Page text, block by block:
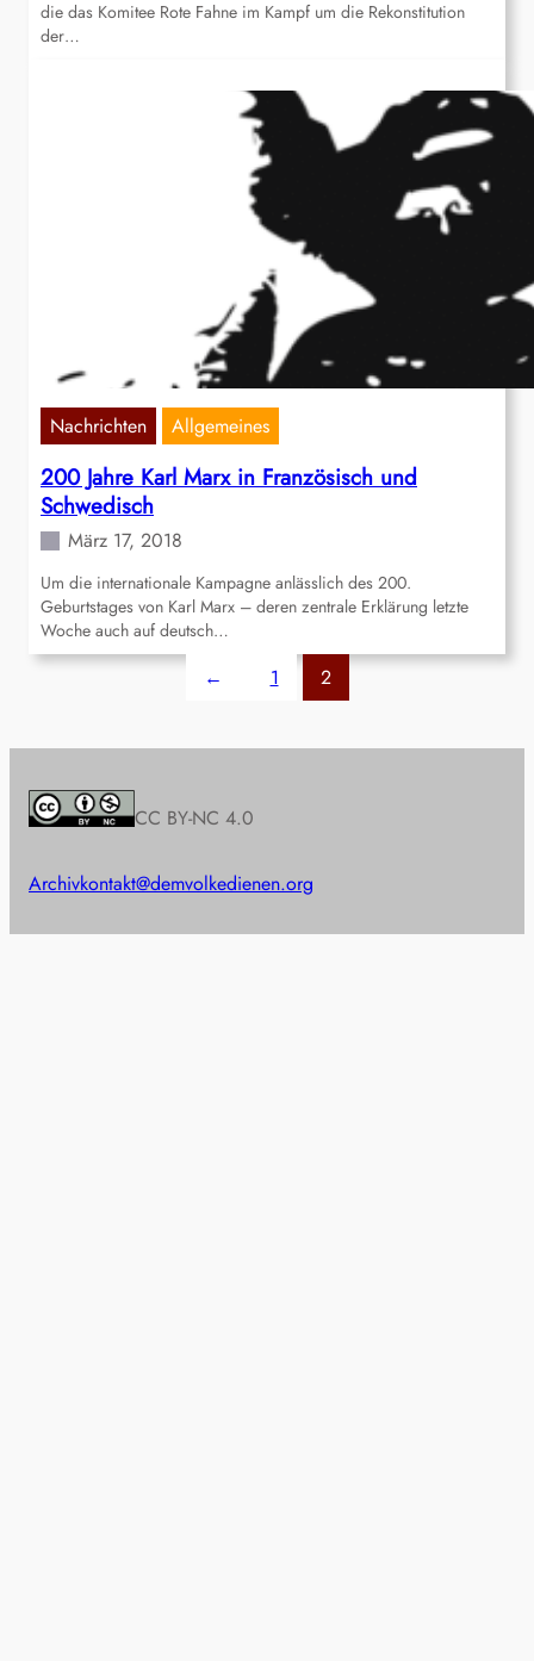
die das Komitee Rote Fahne im Kampf um die Rekonstitution
der…
Nachrichten Allgemeines
200 Jahre Karl Marx in Französisch und
Schwedisch
März 17, 2018
Um die internationale Kampagne anlässlich des 200.
Geburtstages von Karl Marx – deren zentrale Erklärung letzte
Woche auch auf deutsch…
← 1 2
CC BY-NC 4.0
Archivkontakt@demvolkedienen.org